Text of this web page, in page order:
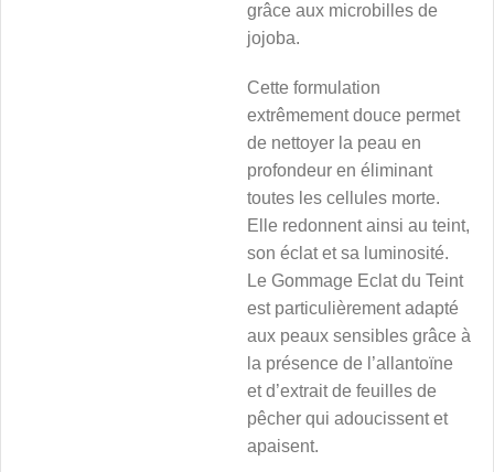
grâce aux microbilles de
jojoba.
Cette formulation
extrêmement douce permet
de nettoyer la peau en
profondeur en éliminant
toutes les cellules morte.
Elle redonnent ainsi au teint,
son éclat et sa luminosité.
Le Gommage Eclat du Teint
est particulièrement adapté
aux peaux sensibles grâce à
la présence de l’allantoïne
et d’extrait de feuilles de
pêcher qui adoucissent et
apaisent.